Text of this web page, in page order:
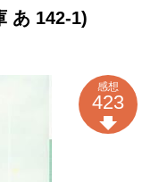
あ 142-1)
感想
423